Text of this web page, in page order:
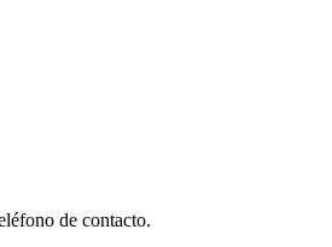
de contacto.